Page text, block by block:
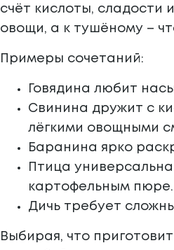
счёт кислоты, сладости
овощи, а к тушёному –
Примеры сочетаний:
Говядина любит
Свинина дружит с
лёгкими овощными
Баранина ярко
Птица
картофельным пюре.
Дичь требует
Выбирая, что